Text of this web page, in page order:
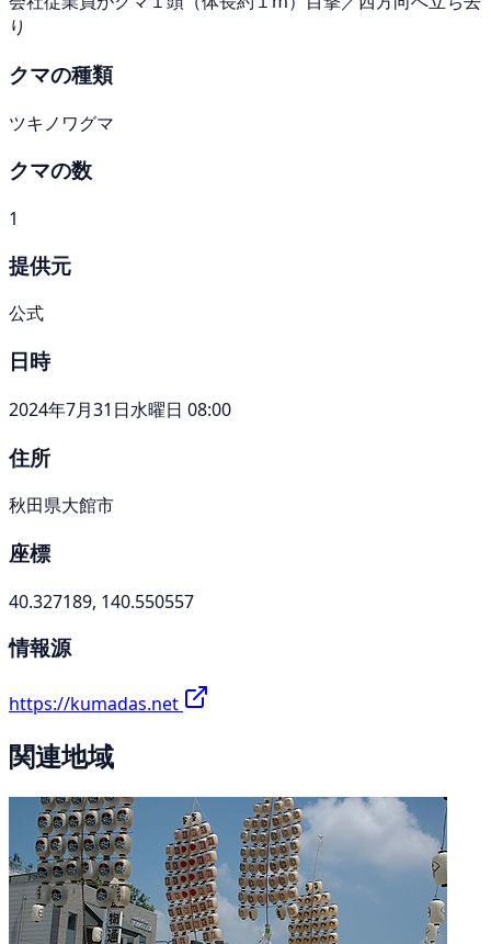
り
クマの種類
ツキノワグマ
クマの数
1
提供元
公式
日時
2024年7月31日水曜日 08:00
住所
秋田県大館市
座標
40.327189, 140.550557
情報源
https://kumadas.net
関連地域